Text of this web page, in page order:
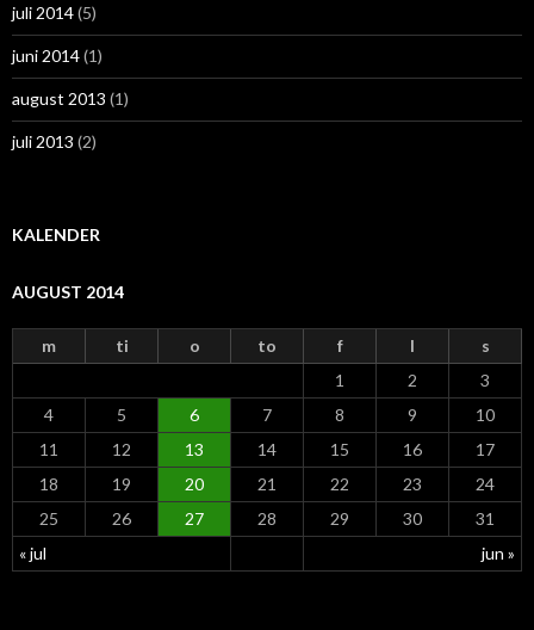
juli 2014(5)
juni 2014(1)
august 2013 (1)
juli 2013 (2)
KALENDER
AUGUST 2014
m ti o to f l s
« jul jun »
1 2
3
4
5 6 7 8 9
10
11
12 13 14 15 16
17
18
19 20 21 22 23
24
25
26 27 28 29 30 31